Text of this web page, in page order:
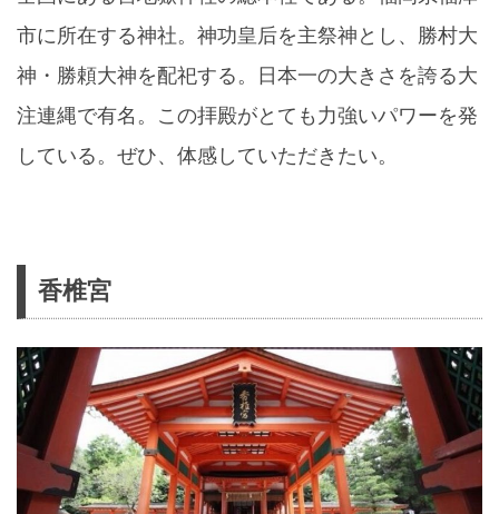
市に所在する神社。神功皇后を主祭神とし、勝村大
神・勝頼大神を配祀する。日本一の大きさを誇る大
注連縄で有名。この拝殿がとても力強いパワーを発
している。ぜひ、体感していただきたい。
香椎宮